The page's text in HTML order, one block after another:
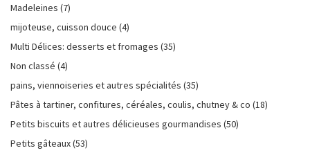
Madeleines (7)
mijoteuse, cuisson douce (4)
Multi Délices: desserts et fromages (35)
Non classé (4)
pains, viennoiseries et autres spécialités (35)
Pâtes à tartiner, confitures, céréales, coulis, chutney & co (18)
Petits biscuits et autres délicieuses gourmandises (50)
Petits gâteaux(53)